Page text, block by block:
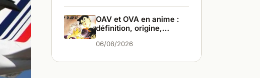
OAV et OVA en anime :
définition, origine,
06/08/2026